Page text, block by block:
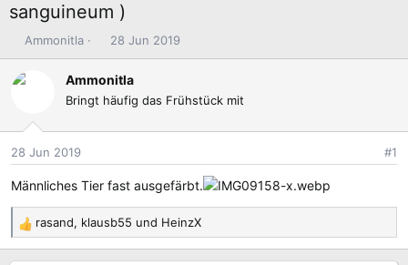
sanguineum )
E
r
s
l
l
e
r
Ammonitla
E
r
s
t
l
t
a
28 Jun 2019
Ammonitla
Bringt häufig das Frühstück mit
28 Jun 2019 #1
Männliches Tier fast ausgefärbt.
R
e
rasand, klausb55 und HeinzX